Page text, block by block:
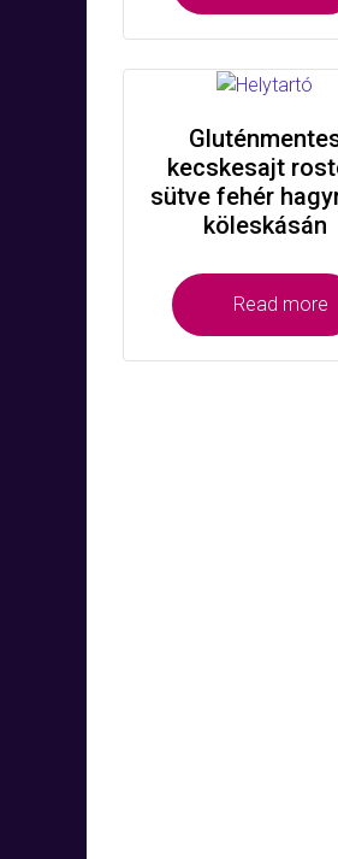
kecskesajt
sütve fehér
köleskásán
Read more